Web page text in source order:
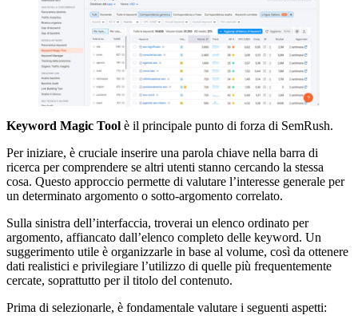
Keyword Magic Tool è il principale punto di forza di SemRush.
Per iniziare, è cruciale inserire una parola chiave nella barra di
ricerca per comprendere se altri utenti stanno cercando la stessa
cosa. Questo approccio permette di valutare l’interesse generale per
un determinato argomento o sotto-argomento correlato.
Sulla sinistra dell’interfaccia, troverai un elenco ordinato per
argomento, affiancato dall’elenco completo delle keyword. Un
suggerimento utile è organizzarle in base al volume, così da ottenere
dati realistici e privilegiare l’utilizzo di quelle più frequentemente
cercate, soprattutto per il titolo del contenuto.
Prima di selezionarle, è fondamentale valutare i seguenti aspetti: